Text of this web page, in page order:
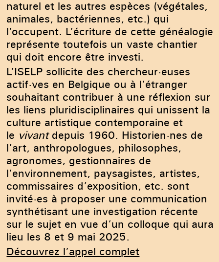
naturel et les autres espèces (végétales,
animales, bactériennes, etc.) qui
l’occupent. L’écriture de cette généalogie
représente toutefois un vaste chantier
qui doit encore être investi.
L’ISELP sollicite des chercheur·euses
actif·ves en Belgique ou à l’étranger
souhaitant contribuer à une réflexion sur
les liens pluridisciplinaires qui unissent la
culture artistique contemporaine et
le vivant depuis 1960. Historien·nes de
l’art, anthropologues, philosophes,
agronomes, gestionnaires de
l’environnement, paysagistes, artistes,
commissaires d’exposition, etc. sont
invité·es à proposer une communication
synthétisant une investigation récente
sur le sujet en vue d’un colloque qui aura
lieu les 8 et 9 mai 2025.
Découvrez l’appel complet